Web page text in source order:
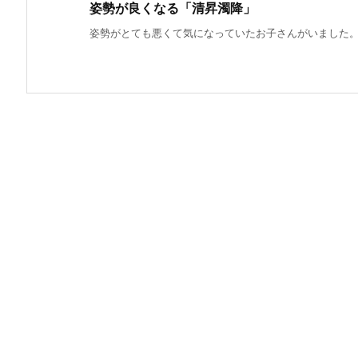
姿勢が良くなる「清昇濁降」
姿勢がとても悪くて気になっていたお子さんがいました